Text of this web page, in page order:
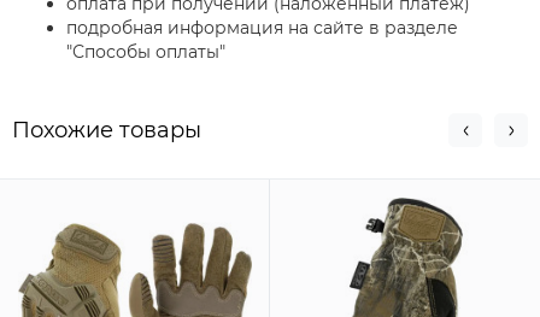
подробная информация на сайте в разделе
"Способы оплаты"
Похожие товары